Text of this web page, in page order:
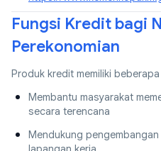
Fungsi Kredit bagi
Perekonomian
Produk kredit memiliki
Membantu masyarakat
secara terencana
Mendukung